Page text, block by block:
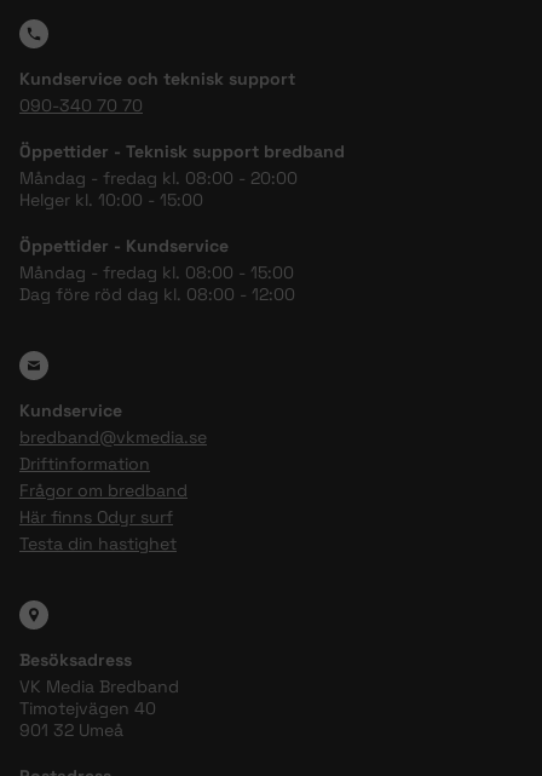
Kundservice och teknisk support
090-340 70 70
Öppettider - Teknisk support bredband
Måndag - fredag kl. 08:00 - 20:00
Helger kl. 10:00 - 15:00
Öppettider - Kundservice
Måndag - fredag kl. 08:00 - 15:00
Dag före röd dag kl. 08:00 - 12:00
Kundservice
bredband@vkmedia.se
Driftinformation
Frågor om bredband
Här finns Odyr surf
Testa din hastighet
Besöksadress
VK Media Bredband
Timotejvägen 40
901 32 Umeå